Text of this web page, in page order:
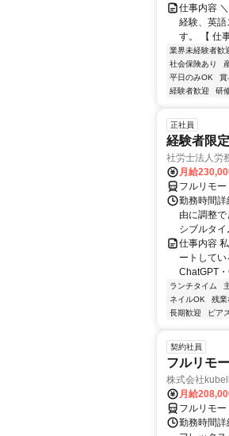
仕事内容
経験、英
す。 【 仕
業界未経験者歓
社会保険あり
平日のみOK
賞
経験者歓迎
研
正社員
経験者限
社労士法人労
月給
フルリモー
勤務時間
由に調整
シブルタ
仕事内容
ートして
ChatGPT
ランチタイム
ネイルOK
残業
長期歓迎
ピア
契約社員
フルリモ
株式会社
月給
フルリモー
勤務時間